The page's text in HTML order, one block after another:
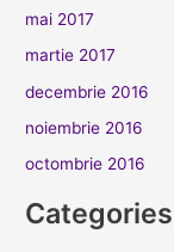
mai 2017
martie 2017
decembrie 2016
noiembrie 2016
octombrie 2016
Categories